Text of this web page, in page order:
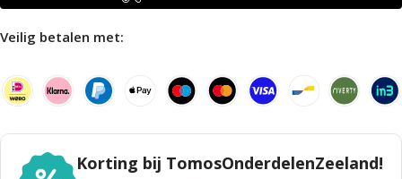
Veilig betalen met:
Korting bij TomosOnderdelenZeeland!